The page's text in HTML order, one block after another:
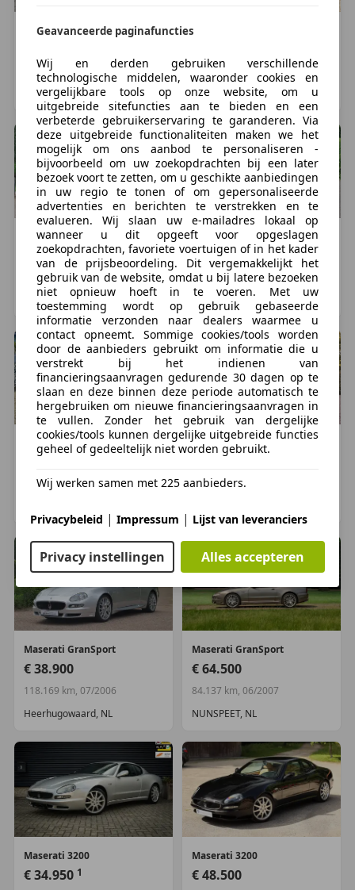
- staat van het voertuig
- uw richtprijs
Wanneer u besluit tot aankoop over te gaan raden wij
u aan om alvorens uw dag limiet op te hogen (dit kan
tot 4 uur duren) Houdt u er ook rekening mee dat de
meeste banken overschrijvingen vanaf uw
spaarrekening naar de betaal rekening ook zien als
een betaling, en ook mee wordt genomen binnen uw
dag limiet. Zonder dat het geld zichtbaar is op onze
rekening kunnen wij de auto niet meegeven.
Deze advertentie is met de grootst mogelijke
zorgvuldigheid samengesteld. Desondanks is het
mogelijk dat de geadverteerde opties / accessoires
afwijken van de werkelijke opties / accessoires. Aan
de advertentie kunnen geen rechten worden
ontleend.
Meer informatie
GVW:1.580 kg
BTW/marge:BTW niet verrekenbaar voor
ondernemers (margeregeling)
Motorrijtuigenbelasting:
€ 280 - € 306per kwartaal
Inbegrepen afleverpakket:
6maanden garantie Premium - Minimaal 10 maanden
APK - De auto krijgt een 101 punten check - Het
overgeschreven met een origineel RDW
vrijwaringsbewijs - De aanmelding bij Centraal
Bureau Motorrijtuigenbelasting verzorgd - Met
tenminste 20 liter brandstof - Wassen + interieur
Dit afleverpakket bevat: BOVAG garantie (12
maanden)
Aanvullende opties en accessoires
airbag(s) gordijn
airbag(s) hoofd voor
airbag(s) knie
MaseratiGranSport
29.531 km, 01/2005
NIEUWKUIJK, NL
Maserati
42.000 km, 02/2006
DEN DOLDER, NL
Maserati GranSport
€ 42.500
65.197 km, 10/2005
Heerhugowaard, NL
MaseratiGranSport
€ 33.500
104.678 km, 06/2006
Heerhugowaard, NL
MaseratiGranSport
51.587 km, 08/2006
MaseratiGranSport
55.300 km, 03/2006
Maserati GranSport
€ 38.900
118.169 km, 07/2006
Heerhugowaard, NL
Maserati GranSport
€ 64.500
84.137 km, 06/2007
NUNSPEET, NL
Maserati 3200
€ 34.950 1
Maserati 3200
€ 48.500
Geavanceerde paginafuncties
Wij en derden gebruiken verschillende
technologische middelen, waaronder cookies en
vergelijkbare tools op onze website, om u
uitgebreide sitefuncties aan te bieden en een
verbeterde gebruikerservaring te garanderen. Via
deze uitgebreide functionaliteiten maken we het
mogelijk om ons aanbod te personaliseren -
bijvoorbeeld om uw zoekopdrachten bij een later
bezoek voort te zetten, om u geschikte aanbiedingen
in uw regio te tonen of om gepersonaliseerde
advertenties en berichten te verstrekken en te
evalueren. Wij slaan uw e-mailadres lokaal op
wanneer u dit opgeeft voor opgeslagen
zoekopdrachten, favoriete voertuigen of in het kader
van de prijsbeoordeling. Dit vergemakkelijkt het
gebruik van de website, omdat u bij latere bezoeken
niet opnieuw hoeft in te voeren. Met uw
toestemming wordt op gebruik gebaseerde
informatie verzonden naar dealers waarmee u
contact opneemt. Sommige cookies/tools worden
door de aanbieders gebruikt om informatie die u
verstrekt bij het indienen van
financieringsaanvragen gedurende 30 dagen op te
slaan en deze binnen deze periode automatisch te
hergebruiken om nieuwe financieringsaanvragen in
te vullen. Zonder het gebruik van dergelijke
cookies/tools kunnen dergelijke uitgebreide functies
geheel of gedeeltelijk niet worden gebruikt.
Wij werken samen met 225 aanbieders.
Privacybeleid | Impressum | Lijst van leveranciers
Privacy instellingen Alles accepteren